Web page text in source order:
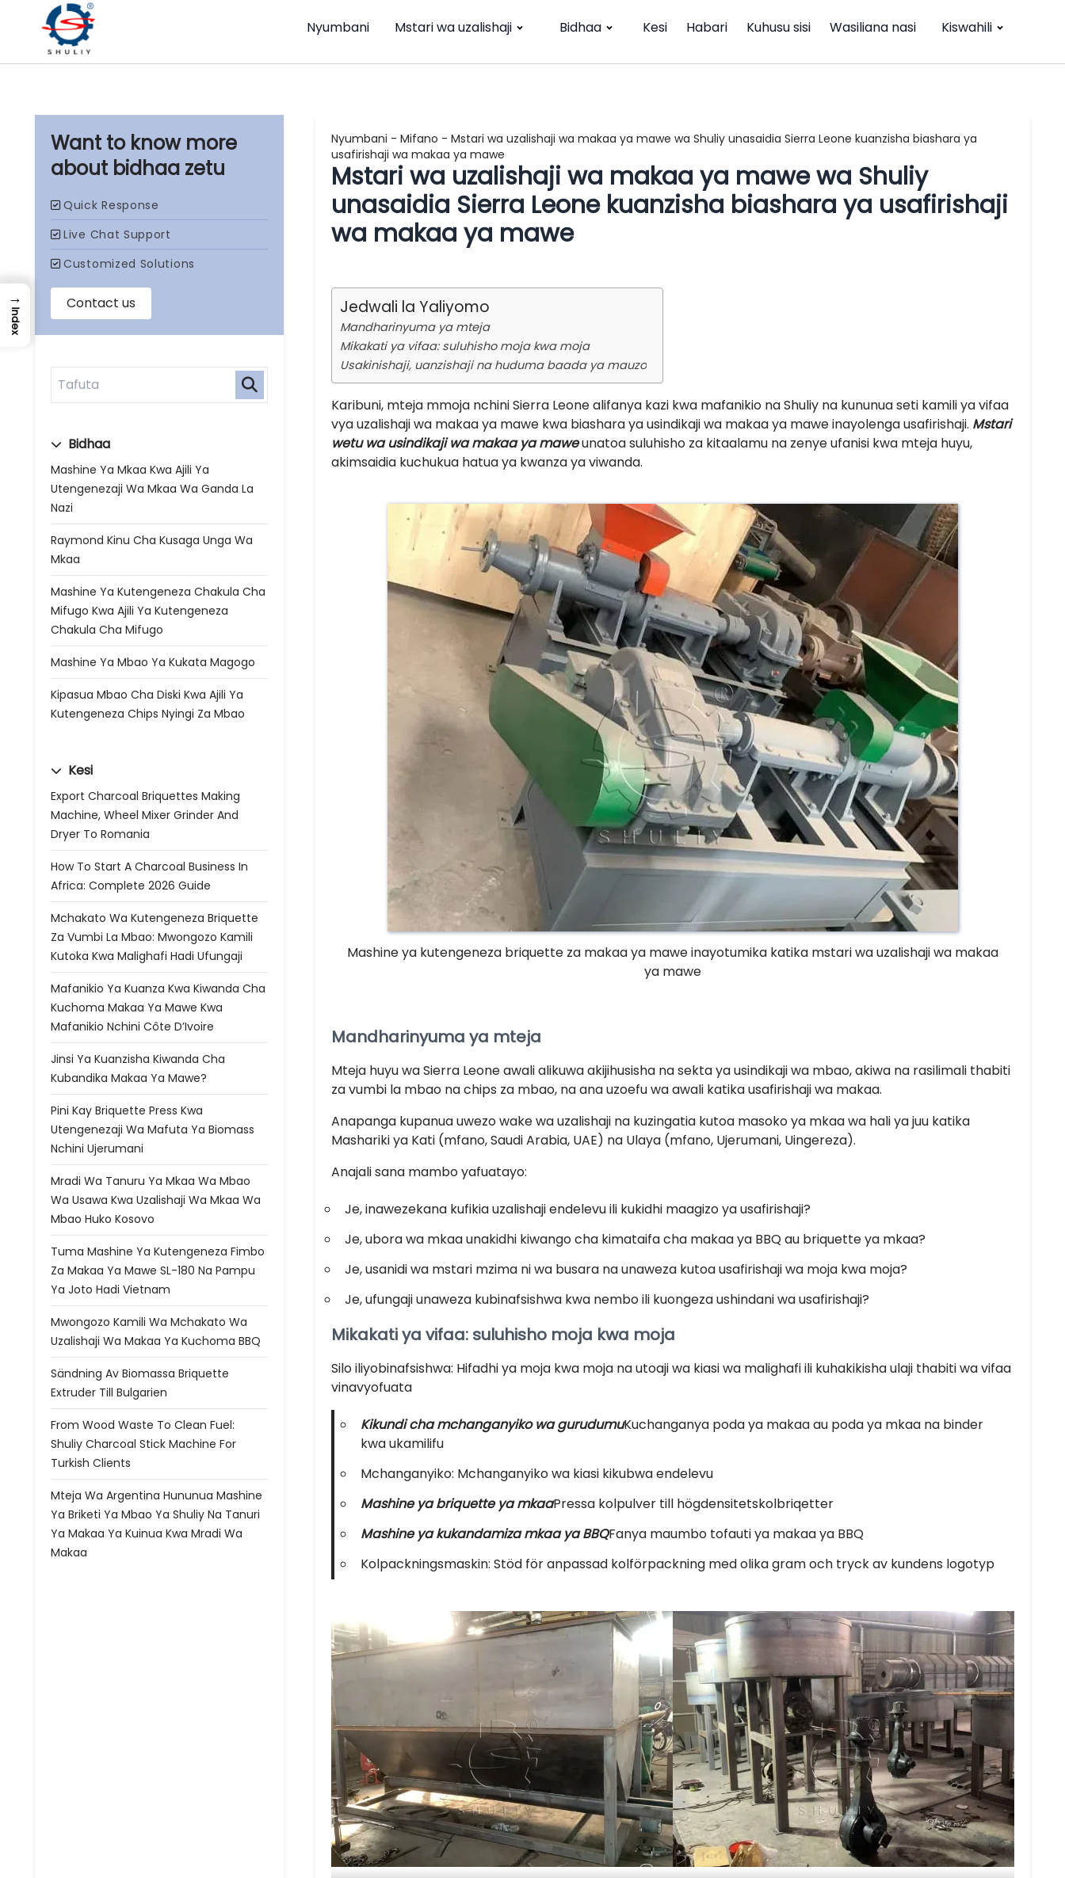
Nyumbani Mstari wa uzalishaji Bidhaa Kesi Habari Kuhusu sisi Wasiliana nasi Kiswahili
bidhaa zetu
Bidhaa
Mashine Ya Mkaa Kwa Ajili Ya
Utengenezaji Wa Mkaa Wa Ganda La
Nazi
Raymond Kinu Cha Kusaga Unga Wa
Mkaa
Mashine Ya Kutengeneza Chakula Cha
Mifugo Kwa Ajili Ya Kutengeneza
Chakula Cha Mifugo
Mashine Ya Mbao Ya Kukata Magogo
Kipasua Mbao Cha Diski Kwa Ajili Ya
Kutengeneza Chips Nyingi Za Mbao
Kesi
Export Charcoal Briquettes Making
Machine, Wheel Mixer Grinder And
Dryer To Romania
How To Start A Charcoal Business In
Africa: Complete 2026 Guide
Mchakato Wa Kutengeneza Briquette
Za Vumbi La Mbao: Mwongozo Kamili
Kutoka Kwa Malighafi Hadi Ufungaji
Mafanikio Ya Kuanza Kwa Kiwanda Cha
Kuchoma Makaa Ya Mawe Kwa
Mafanikio Nchini Côte D’Ivoire
Jinsi Ya Kuanzisha Kiwanda Cha
Kubandika Makaa Ya Mawe?
Pini Kay Briquette Press Kwa
Utengenezaji Wa Mafuta Ya Biomass
Nchini Ujerumani
Mradi Wa Tanuru Ya Mkaa Wa Mbao
Wa Usawa Kwa Uzalishaji Wa Mkaa Wa
Mbao Huko Kosovo
Tuma Mashine Ya Kutengeneza Fimbo
Za Makaa Ya Mawe SL-180 Na Pampu
Ya Joto Hadi Vietnam
Mwongozo Kamili Wa Mchakato Wa
Uzalishaji Wa Makaa Ya Kuchoma BBQ
Sändning Av Biomassa Briquette
Extruder Till Bulgarien
From Wood Waste To Clean Fuel:
Shuliy Charcoal Stick Machine For
Turkish Clients
Mteja Wa Argentina Hununua Mashine
Ya Briketi Ya Mbao Ya Shuliy Na Tanuri
Ya Makaa Ya Kuinua Kwa Mradi Wa
Makaa
Nyumbani - Mifano - Mstari wa uzalishaji wa makaa ya mawe wa Shuliy unasaidia Sierra Leone kuanzisha biashara ya
usafirishaji wa makaa ya mawe
Mstari wa uzalishaji wa makaa ya mawe wa Shuliy
unasaidia Sierra Leone kuanzisha biashara ya usafirishaji
wa makaa ya mawe
Jedwali la Yaliyomo
Mandharinyuma ya mteja
Mikakati ya vifaa: suluhisho moja kwa moja
Usakinishaji, uanzishaji na huduma baada ya mauzo
Karibuni, mteja mmoja nchini Sierra Leone alifanya kazi kwa mafanikio na Shuliy na kununua seti kamili ya vifaa
vya uzalishaji wa makaa ya mawe kwa biashara ya usindikaji wa makaa ya mawe inayolenga usafirishaji. Mstari
wetu wa usindikaji wa makaa ya maweunatoa suluhisho za kitaalamu na zenye ufanisi kwa mteja huyu,
akimsaidia kuchukua hatua ya kwanza ya viwanda.
Mashine ya kutengeneza briquette za makaa ya mawe inayotumika katika mstari wa uzalishaji wa makaa
ya mawe
Mandharinyuma ya mteja
Mteja huyu wa Sierra Leone awali alikuwa akijihusisha na sekta ya usindikaji wa mbao, akiwa na rasilimali thabiti
za vumbi la mbao na chips za mbao, na ana uzoefu wa awali katika usafirishaji wa makaa.
Anapanga kupanua uwezo wake wa uzalishaji na kuzingatia kutoa masoko ya mkaa wa hali ya juu katika
Mashariki ya Kati (mfano, Saudi Arabia, UAE) na Ulaya (mfano, Ujerumani, Uingereza).
Anajali sana mambo yafuatayo:
Je, inawezekana kufikia uzalishaji endelevu ili kukidhi maagizo ya usafirishaji?
Je, ubora wa mkaa unakidhi kiwango cha kimataifa cha makaa ya BBQ au briquette ya mkaa?
Je, usanidi wa mstari mzima ni wa busara na unaweza kutoa usafirishaji wa moja kwa moja?
Je, ufungaji unaweza kubinafsishwa kwa nembo ili kuongeza ushindani wa usafirishaji?
Mikakati ya vifaa: suluhisho moja kwa moja
Silo iliyobinafsishwa: Hifadhi ya moja kwa moja na utoaji wa kiasi wa malighafi ili kuhakikisha ulaji thabiti wa vifaa
vinavyofuata
Kikundi cha mchanganyiko wa gurudumuKuchanganya poda ya makaa au poda ya mkaa na binder
kwa ukamilifu
Mchanganyiko: Mchanganyiko wa kiasi kikubwa endelevu
Mashine ya briquette ya mkaaPressa kolpulver till högdensitetskolbriqetter
Mashine ya kukandamiza mkaa ya BBQFanya maumbo tofauti ya makaa ya BBQ
Kolpackningsmaskin: Stöd för anpassad kolförpackning med olika gram och tryck av kundens logotyp
→
Index